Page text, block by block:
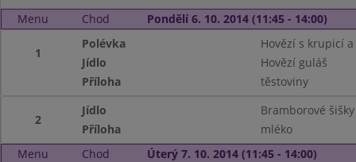
Menu Chod Pondělí 6. 10. 2014 (11:45 - 14:00)
1
Polévka
Hovězí s krupicí
Jídlo
Hovězí guláš
Příloha
těstoviny
2
Jídlo
Bramborové
Příloha
mléko
Menu
Chod Úterý 7. 10. 2014 (11:45 - 14:00)